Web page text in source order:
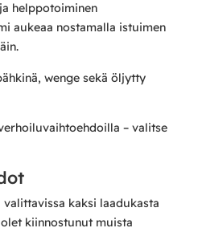
helppotoiminen
aukeaa nostamalla istuimen
wenge sekä öljytty
– valitse
valittavissa kaksi laadukasta
kiinnostunut muista